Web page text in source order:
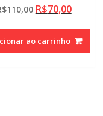
110,00 O
original
era:
R$70,00O
atual
é:
ao carrinho